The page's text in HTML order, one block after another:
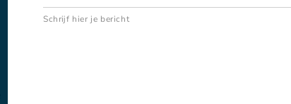
Schrijf hier je bericht